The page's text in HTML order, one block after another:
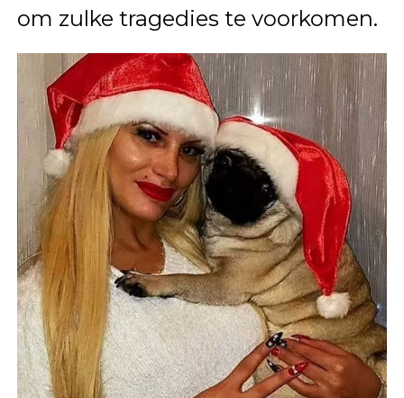
om zulke tragedies te voorkomen.